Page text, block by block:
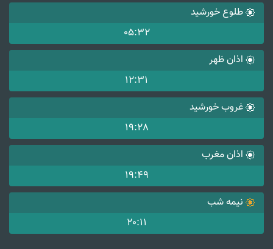
طلوع خورشید
05:32
اذان ظهر
12:31
غروب خورشید
19:28
اذان مغرب
19:49
نیمه شب
20:11